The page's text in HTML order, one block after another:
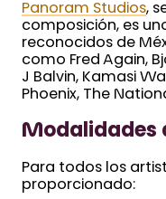
Panoram Studios,
composición, es
reconocidos de
como Fred Again,
J Balvin, Kamasi
Phoenix, The
Modalidades
Para todos los
proporcionado: